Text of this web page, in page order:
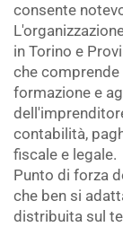
consente
in Torino e
che comprende
formazione e
contabilità,
fiscale e legale.
Punto di forza
che ben si
distribuita sul